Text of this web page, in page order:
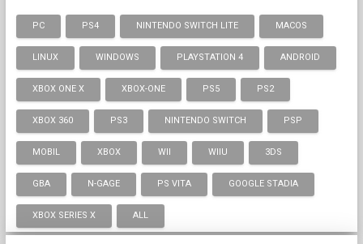
PC PS4 NINTENDO SWITCH LITE MACOS
LINUX WINDOWS PLAYSTATION 4 ANDROID
XBOX ONE X XBOX-ONE PS5 PS2
XBOX 360 PS3 NINTENDO SWITCH PSP
MOBIL XBOX WII WIIU 3DS
GBA N-GAGE PS VITA GOOGLE STADIA
XBOX SERIES X ALL